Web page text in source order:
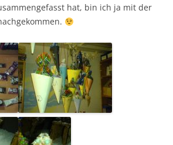
hat, bin ich ja mit der